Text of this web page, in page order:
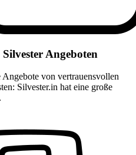
Angeboten
von vertrauensvollen
Silvester.in hat eine große